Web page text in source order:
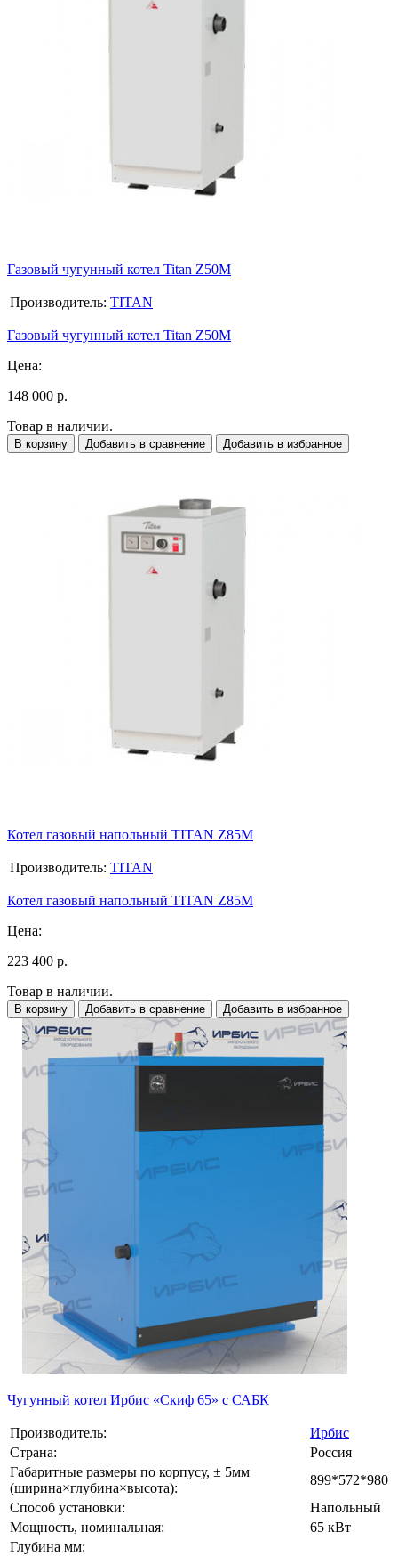
Газовый чугунный котел Titan Z50M
Производитель: TITAN
Газовый чугунный котел Titan Z50M
Цена:
148 000 р.
Товар в наличии.
В корзину Добавить в сравнение Добавить в избранное
Котел газовый напольный TITAN Z85M
Производитель: TITAN
Котел газовый напольный TITAN Z85M
Цена:
223 400 р.
Товар в наличии.
В корзину Добавить в сравнение Добавить в избранное
Чугунный котел Ирбис «Скиф 65» с САБК
Производитель:
Ирбис
Страна:
Россия
Габаритные размеры по корпусу, ± 5мм
(ширина×глубина×высота):
899*572*980
Способ установки:
Напольный
Мощность, номинальная:
65 кВт
Глубина мм: